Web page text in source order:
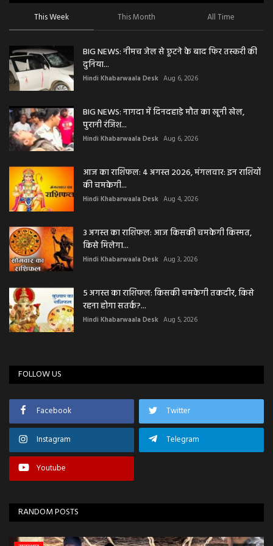
This Week This Month All Time
BIG NEWS: नीमच जेल से छूटने के बाद फिर तस्करी की
दुनिया...
Hindi Khabarwaala Desk Aug 6, 2026
BIG NEWS: नागदा में दिनदहाड़े मौत का खूनी खेल,
पुरानी रंजिश...
Hindi Khabarwaala Desk Aug 6, 2026
आज का राशिफल: 4 अगस्त 2026, मंगलवार: इन राशियों
की चमकेगी...
Hindi Khabarwaala Desk Aug 4, 2026
3 अगस्त का राशिफल: आज किसकी चमकेगी किस्मत,
किसे मिलेगा...
Hindi Khabarwaala Desk Aug 3, 2026
5 अगस्त का राशिफल: किसकी चमकेगी तकदीर, किसे
रहना होगा सतर्क?...
Hindi Khabarwaala Desk Aug 5, 2026
FOLLOW US
Facebook Twitter
Instagram Telegram
Youtube
RANDOM POSTS